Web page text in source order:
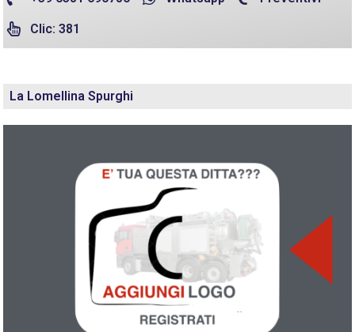
Clic: 381
La Lomellina Spurghi